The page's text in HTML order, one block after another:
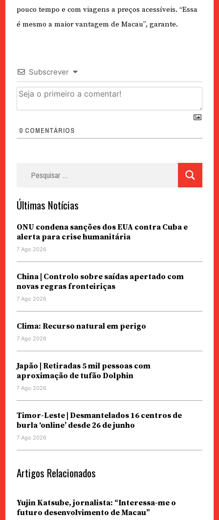
pouco tempo e com viagens a preços acessíveis. “Essa
é mesmo a maior vantagem de Macau”, garante.
Subscrever
0 COMENTÁRIOS
Últimas Notícias
ONU condena sanções dos EUA contra Cuba e
alerta para crise humanitária
7 Ago 2026
China | Controlo sobre saídas apertado com
novas regras fronteiriças
7 Ago 2026
Clima: Recurso natural em perigo
7 Ago 2026
Japão | Retiradas 5 mil pessoas com
aproximação de tufão Dolphin
7 Ago 2026
Timor-Leste | Desmantelados 16 centros de
burla ‘online’ desde 26 de junho
7 Ago 2026
Artigos Relacionados
Yujin Katsube, jornalista: “Interessa-me o
futuro desenvolvimento de Macau”